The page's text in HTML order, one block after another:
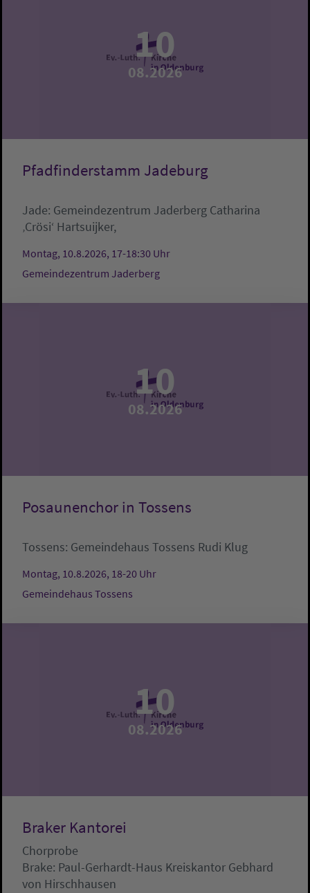
10
08.2026
Pfadfinderstamm Jadeburg
Jade: Gemeindezentrum Jaderberg Catharina
‚Crösi‘ Hartsuijker,
Montag, 10.8.2026, 17-18:30 Uhr
Gemeindezentrum Jaderberg
10
08.2026
Posaunenchor in Tossens
Tossens: Gemeindehaus Tossens Rudi Klug
Montag, 10.8.2026, 18-20 Uhr
Gemeindehaus Tossens
10
08.2026
Braker Kantorei
Chorprobe
Brake: Paul-Gerhardt-Haus Kreiskantor Gebhard
von Hirschhausen